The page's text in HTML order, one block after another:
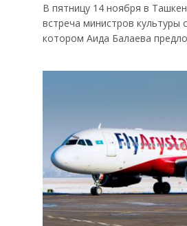
В пятницу 14 ноября в
встреча министров культуры
котором Аида Балаева